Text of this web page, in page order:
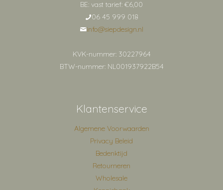
BE: vast tarief: €6,00
06 45 999 018
info@siepdesign.nl
KVK-nummer: 30227964
BTW-nummer: NL001937922B54
Klantenservice
Algemene Voorwaarden
Privacy Beleid
Bedenktijd
Retourneren
Wholesale